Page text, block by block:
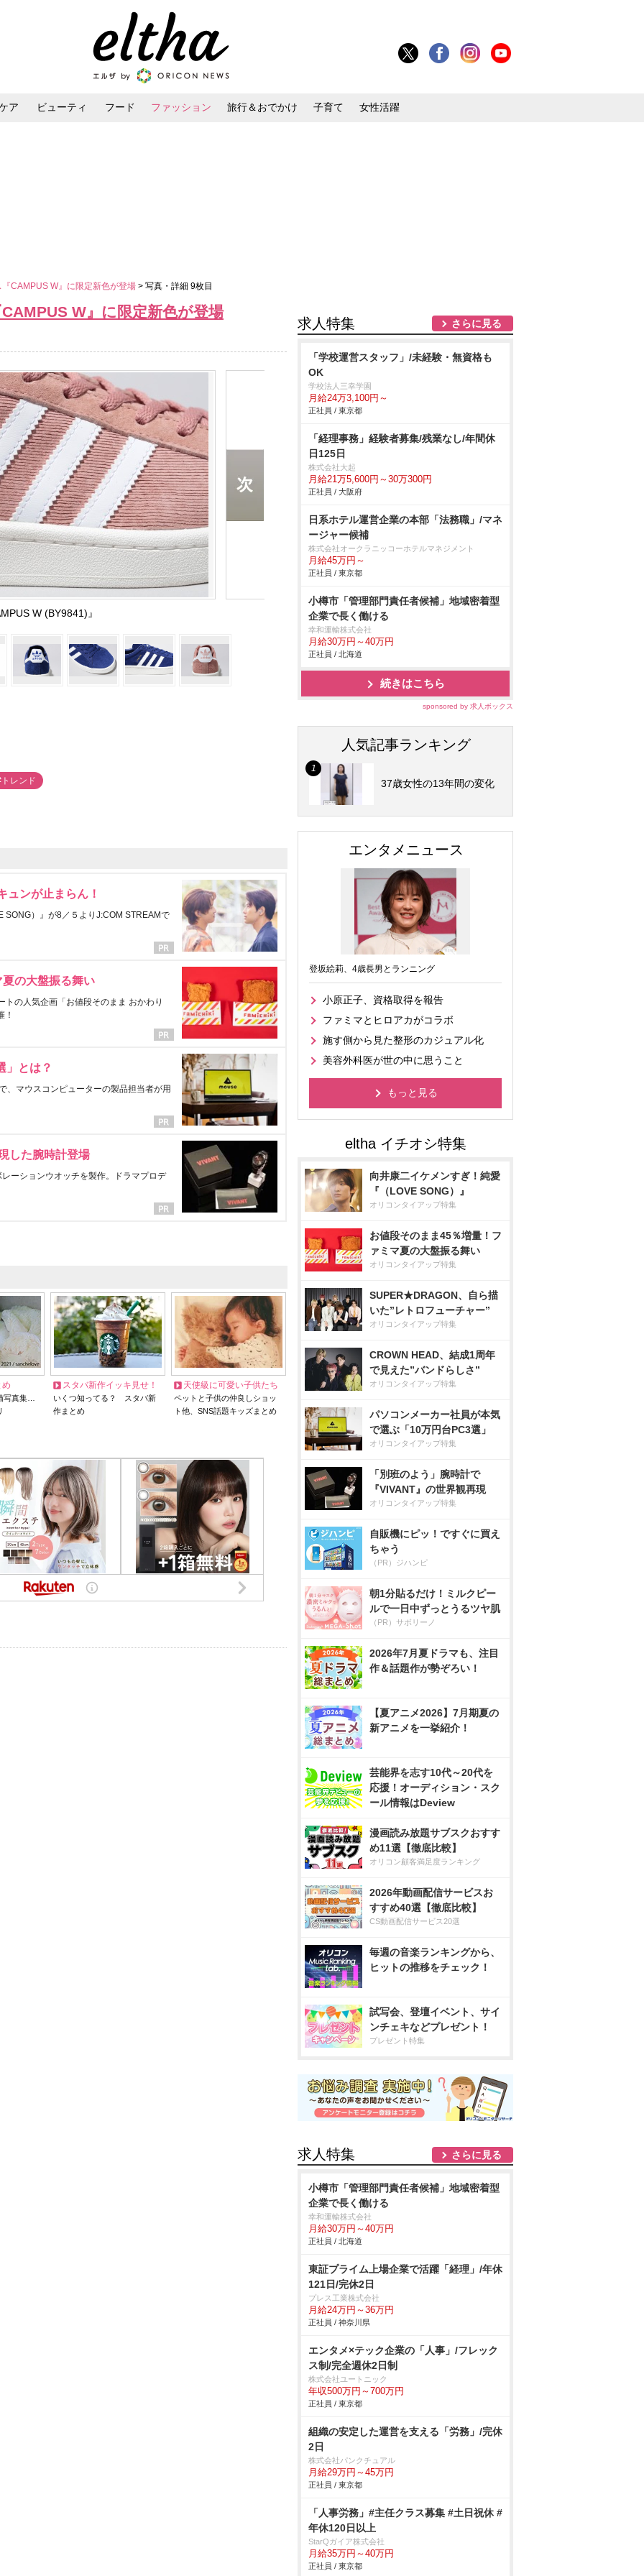
ア ビューティ フード ファッション 旅行＆おでかけ 子育て 女性活躍
CAMPUS W』に限定新色が登場 > 写真・詳細 9枚目
W』に限定新色が登場
W (BY9841)』
レンド
ュンが止まらん！
SONG）』が8／５よりJ:COM STREAMで
の大盤振る舞い
の人気企画「お値段そのまま おかわり
！
」とは？
、マウスコンピューターの製品担当者が用
した腕時計登場
ーションウオッチを製作。ドラマプロデ
め
写真集…
スタバ新作イッキ見せ！
いくつ知ってる？ スタバ新
作まとめ
天使級に可愛い子供たち
ペットと子供の仲良しショッ
ト他、SNS話題キッズまとめ
求人特集 さらに見る
「学校運営スタッフ」/未経験・無資格も
OK
学校法人三幸学園
月給24万3,100円～
正社員 / 東京都
「経理事務」経験者募集/残業なし/年間休
日125日
株式会社大起
月給21万5,600円～30万300円
正社員 / 大阪府
日系ホテル運営企業の本部「法務職」/マネ
ージャー候補
株式会社オークラニッコーホテルマネジメント
月給45万円～
正社員 / 東京都
小樽市「管理部門責任者候補」地域密着型
企業で長く働ける
幸和運輸株式会社
月給30万円～40万円
正社員 / 北海道
続きはこちら
sponsored by 求人ボックス
人気記事ランキング
37歳女性の13年間の変化
エンタメニュース
登坂絵莉、4歳長男とランニング
小原正子、資格取得を報告
ファミマとヒロアカがコラボ
施す側から見た整形のカジュアル化
美容外科医が世の中に思うこと
もっと見る
向井康二イケメンすぎ！純愛
『（LOVE SONG）』
オリコンタイアップ特集
お値段そのまま45％増量！フ
ァミマ夏の大盤振る舞い
オリコンタイアップ特集
SUPER★DRAGON、自ら描
いた”レトロフューチャー”
オリコンタイアップ特集
CROWN HEAD、結成1周年
で見えた”バンドらしさ”
オリコンタイアップ特集
パソコンメーカー社員が本気
で選ぶ「10万円台PC3選」
オリコンタイアップ特集
「別班のよう」腕時計で
『VIVANT』の世界観再現
オリコンタイアップ特集
自販機にピッ！ですぐに買え
ちゃう
（PR）ジハンピ
朝1分貼るだけ！ミルクピー
ルで一日中ずっとうるツヤ肌
（PR）サボリーノ
2026年7月夏ドラマも、注目
作＆話題作が勢ぞろい！
【夏アニメ2026】7月期夏の
新アニメを一挙紹介！
芸能界を志す10代～20代を
応援！オーディション・スク
ール情報はDeview
漫画読み放題サブスクおすす
め11選【徹底比較】
オリコン顧客満足度ランキング
2026年動画配信サービスお
すすめ40選【徹底比較】
CS動画配信サービス20選
毎週の音楽ランキングから、
ヒットの推移をチェック！
試写会、登壇イベント、サイ
ンチェキなどプレゼント！
プレゼント特集
求人特集 さらに見る
小樽市「管理部門責任者候補」地域密着型
企業で長く働ける
幸和運輸株式会社
月給30万円～40万円
正社員 / 北海道
東証プライム上場企業で活躍「経理」/年休
121日/完休2日
プレス工業株式会社
月給24万円～36万円
正社員 / 神奈川県
エンタメ×テック企業の「人事」/フレック
ス制/完全週休2日制
株式会社ユートニック
年収500万円～700万円
正社員 / 東京都
組織の安定した運営を支える「労務」/完休
2日
株式会社パンクチュアル
月給29万円～45万円
正社員 / 東京都
「人事労務」#主任クラス募集 #土日祝休 #
年休120日以上
StarQガイア株式会社
月給35万円～40万円
正社員 / 東京都